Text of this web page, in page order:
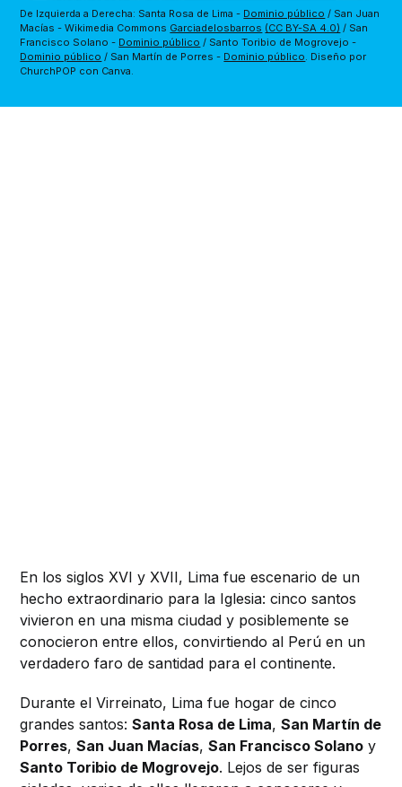
De Izquierda a Derecha: Santa Rosa de Lima - Dominio público / San Juan
Macías - Wikimedia Commons Garciadelosbarros (CC BY-SA 4.0) / San
Francisco Solano - Dominio público
Dominio público / San Martín de Porres - Dominio público. Diseño por
ChurchPOP con Canva.
En los siglos XVI y XVII, Lima fue escenario de un
hecho extraordinario para la Iglesia: cinco santos
vivieron en una misma ciudad y posiblemente se
conocieron entre ellos, convirtiendo al Perú en un
verdadero faro de santidad para el continente.
Durante el Virreinato, Lima fue hogar de cinco
grandes santos:Santa Rosa de Lima,San Martín de
Porres,San Juan Macías,San Francisco Solano y
Santo Toribio de Mogrovejo. Lejos de ser figuras